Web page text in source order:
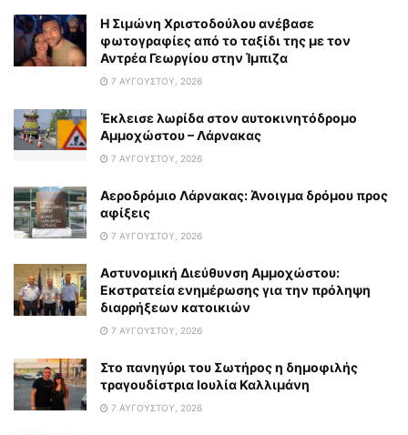
Η Σιμώνη Χριστοδούλου ανέβασε
φωτογραφίες από το ταξίδι της με τον
Αντρέα Γεωργίου στην Ίμπιζα
7 ΑΥΓΟΎΣΤΟΥ, 2026
Έκλεισε λωρίδα στον αυτοκινητόδρομο
Αμμοχώστου – Λάρνακας
7 ΑΥΓΟΎΣΤΟΥ, 2026
Αεροδρόμιο Λάρνακας: Άνοιγμα δρόμου προς
αφίξεις
7 ΑΥΓΟΎΣΤΟΥ, 2026
Αστυνομική Διεύθυνση Αμμοχώστου:
Εκστρατεία ενημέρωσης για την πρόληψη
διαρρήξεων κατοικιών
7 ΑΥΓΟΎΣΤΟΥ, 2026
Στο πανηγύρι του Σωτήρος η δημοφιλής
τραγουδίστρια Ιουλία Καλλιμάνη
7 ΑΥΓΟΎΣΤΟΥ, 2026